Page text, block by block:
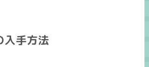
入手方法